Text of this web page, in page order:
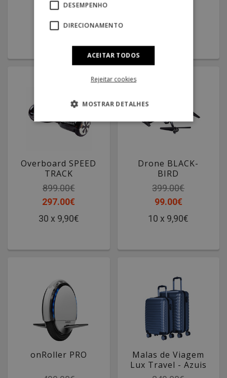
29.00€
Overboard SPEED
TRACK
899.00€
297.00€
30 x 9,90€
Drone BLACK-
BIRD
399.00€
99.00€
10 x 9,90€
onRoller PRO
Malas de Viagem
Lux Travel - Azuis
DESEMPENHO
DIRECIONAMENTO
ACEITAR TODOS
Rejeitar cookies
MOSTRAR DETALHES